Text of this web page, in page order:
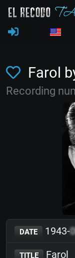
Farol
Recording
DATE 1943-
TITLE Farol